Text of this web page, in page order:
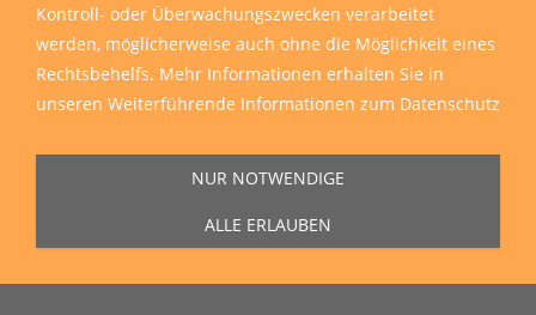
Kontroll- oder Überwachungszwecken verarbeitet
werden, möglicherweise auch ohne die Möglichkeit eines
Rechtsbehelfs. Mehr Informationen erhalten Sie in
unseren Weiterführende Informationen zum Datenschutz
NUR NOTWENDIGE
ALLE ERLAUBEN